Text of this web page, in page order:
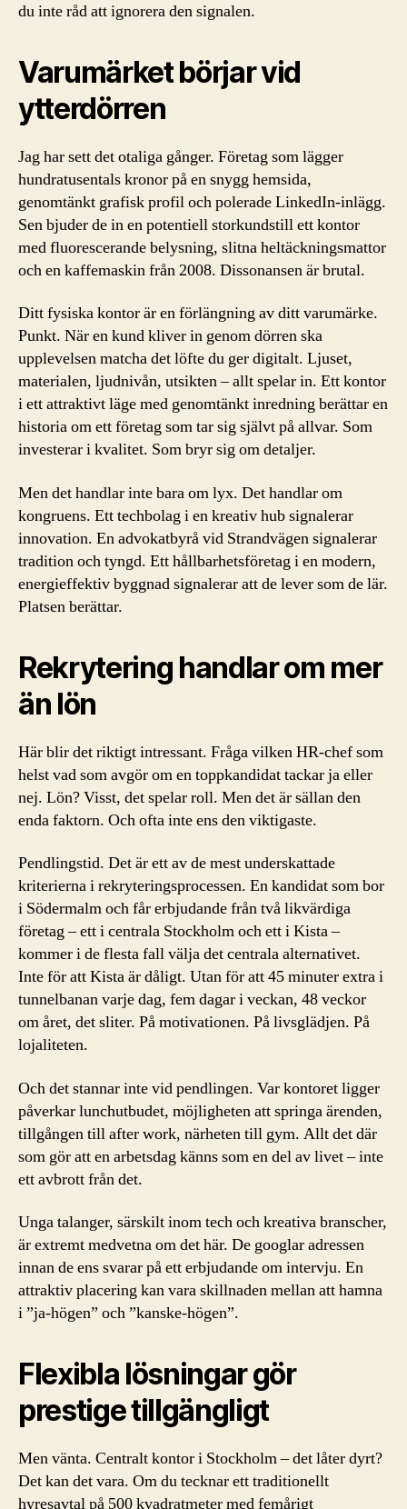
du inte råd att ignorera den signalen.
Varumärket börjar vid
ytterdörren
Jag har sett det otaliga gånger. Företag som lägger
hundratusentals kronor på en snygg hemsida,
genomtänkt grafisk profil och polerade LinkedIn-inlägg.
Sen bjuder de in en potentiell storkundstill ett kontor
med fluorescerande belysning, slitna heltäckningsmattor
och en kaffemaskin från 2008. Dissonansen är brutal.
Ditt fysiska kontor är en förlängning av ditt varumärke.
Punkt. När en kund kliver in genom dörren ska
upplevelsen matcha det löfte du ger digitalt. Ljuset,
materialen, ljudnivån, utsikten – allt spelar in. Ett kontor
i ett attraktivt läge med genomtänkt inredning berättar en
historia om ett företag som tar sig självt på allvar. Som
investerar i kvalitet. Som bryr sig om detaljer.
Men det handlar inte bara om lyx. Det handlar om
kongruens. Ett techbolag i en kreativ hub signalerar
innovation. En advokatbyrå vid Strandvägen signalerar
tradition och tyngd. Ett hållbarhetsföretag i en modern,
energieffektiv byggnad signalerar att de lever som de lär.
Platsen berättar.
Rekrytering handlar om mer
än lön
Här blir det riktigt intressant. Fråga vilken HR-chef som
helst vad som avgör om en toppkandidat tackar ja eller
nej. Lön? Visst, det spelar roll. Men det är sällan den
enda faktorn. Och ofta inte ens den viktigaste.
Pendlingstid. Det är ett av de mest underskattade
kriterierna i rekryteringsprocessen. En kandidat som bor
i Södermalm och får erbjudande från två likvärdiga
företag – ett i centrala Stockholm och ett i Kista –
kommer i de flesta fall välja det centrala alternativet.
Inte för att Kista är dåligt. Utan för att 45 minuter extra i
tunnelbanan varje dag, fem dagar i veckan, 48 veckor
om året, det sliter. På motivationen. På livsglädjen. På
lojaliteten.
Och det stannar inte vid pendlingen. Var kontoret ligger
påverkar lunchutbudet, möjligheten att springa ärenden,
tillgången till after work, närheten till gym. Allt det där
som gör att en arbetsdag känns som en del av livet – inte
ett avbrott från det.
Unga talanger, särskilt inom tech och kreativa branscher,
är extremt medvetna om det här. De googlar adressen
innan de ens svarar på ett erbjudande om intervju. En
attraktiv placering kan vara skillnaden mellan att hamna
i ”ja-högen” och ”kanske-högen”.
Flexibla lösningar gör
prestige tillgängligt
Men vänta. Centralt kontor i Stockholm – det låter dyrt?
Det kan det vara. Om du tecknar ett traditionellt
hyresavtal på 500 kvadratmeter med femårigt